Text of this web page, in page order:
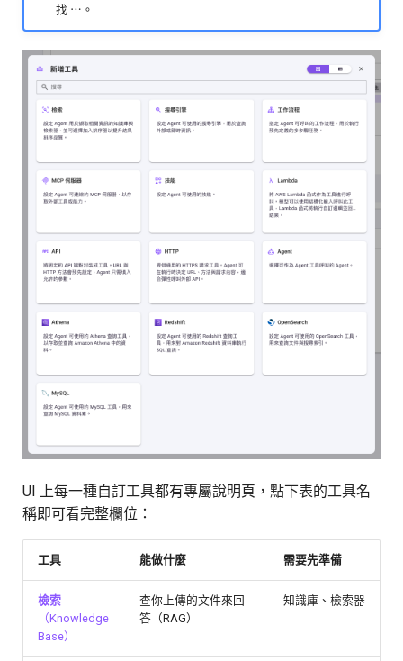
執行工作流程
查看工作流程執行
找 ⋯。
UI 上每一種自訂工具都有專屬說明頁，點下表的工具名
稱即可看完整欄位：
工具 能做什麼 需要先準備
檢索
（Knowledge
Base）
查你上傳的文件來回
答（RAG）
知識庫、檢索器